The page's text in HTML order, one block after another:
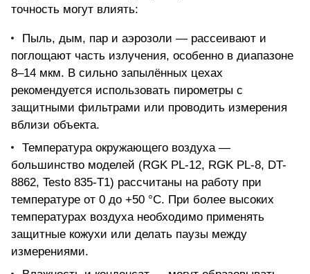
точность могут влиять:
Пыль, дым, пар и аэрозоли — рассеивают и
поглощают часть излучения, особенно в диапазоне
8–14 мкм. В сильно запылённых цехах
рекомендуется использовать пирометры с
защитными фильтрами или проводить измерения
вблизи объекта.
Температура окружающего воздуха —
большинство моделей (RGK PL-12, RGK PL-8, DT-
8862, Testo 835-T1) рассчитаны на работу при
температуре от 0 до +50 °C. При более высоких
температурах воздуха необходимо применять
защитные кожухи или делать паузы между
измерениями.